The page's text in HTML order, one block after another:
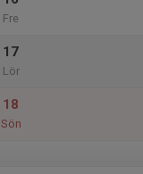
Fre
17
Lör
18
Sön